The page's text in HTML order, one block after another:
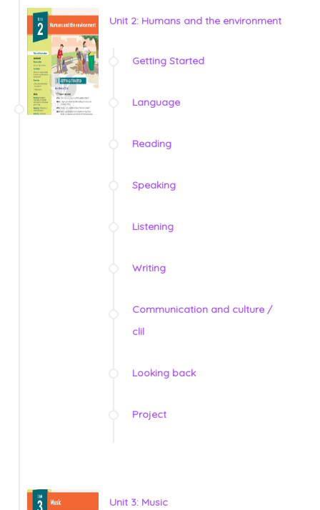
Unit 2: Humans and the environment
Getting Started
Language
Reading
Speaking
Listening
Writing
Communication and culture /
clil
Looking back
Project
Unit 3: Music